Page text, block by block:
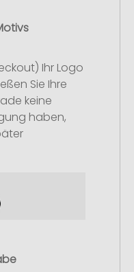
Ihr Logo
Sie Ihre
keine
haben,